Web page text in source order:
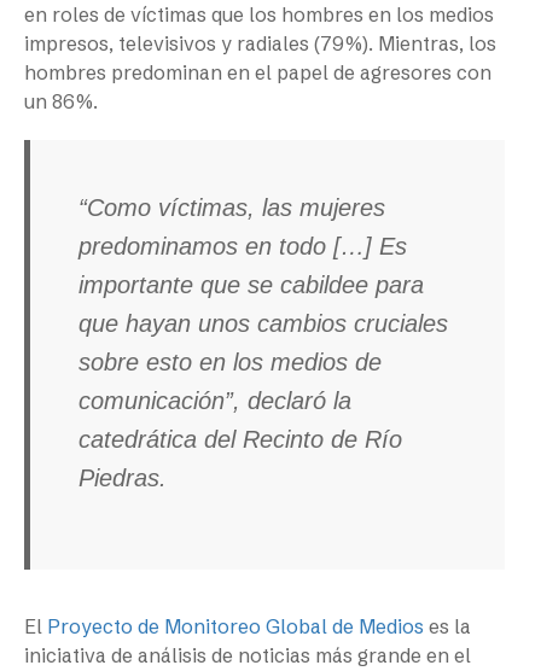
en roles de víctimas que los hombres en los medios
impresos, televisivos y radiales (79%). Mientras, los
hombres predominan en el papel de agresores con
un 86%.
“Como víctimas, las mujeres
predominamos en todo […] Es
importante que se cabildee para
que hayan unos cambios cruciales
sobre esto en los medios de
comunicación”, declaró la
catedrática del Recinto de Río
Piedras.
El Proyecto de Monitoreo Global de Medios es la
iniciativa de análisis de noticias más grande en el